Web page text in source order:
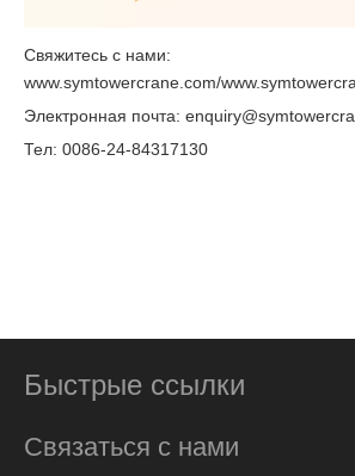
Свяжитесь с нами:
www.symtowercrane.com/
Электронная почта:
Тел: 0086-24-84317130
Быстрые ссылки
Связаться с нами